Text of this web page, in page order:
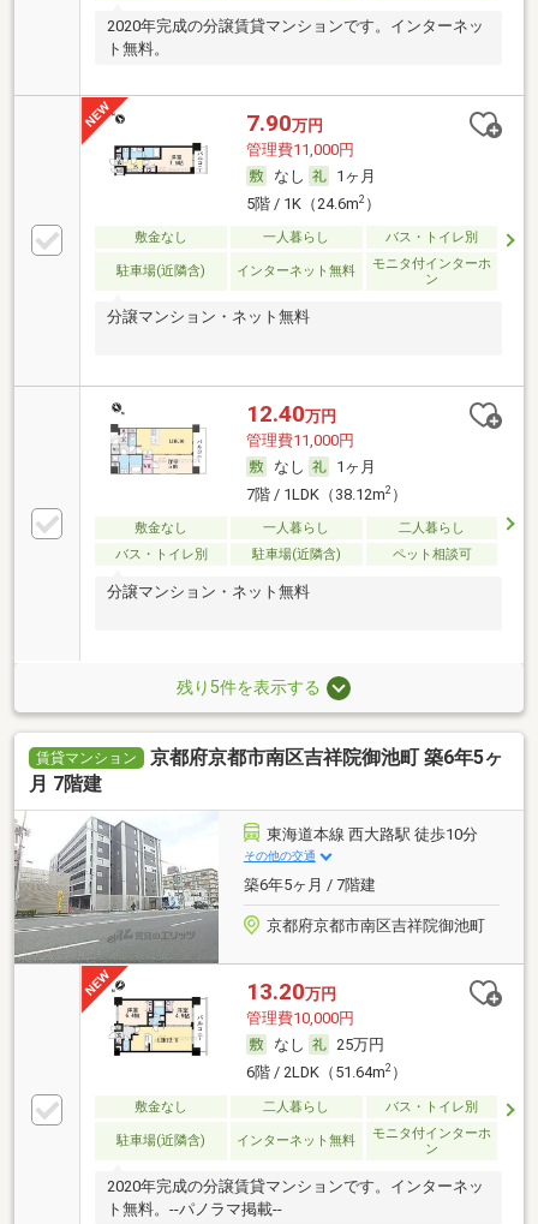
2020年完成の分譲賃貸マンションです。インターネッ
ト無料。
7.90万円
管理費11,000円
なし
1ヶ月
5階 / 1K（24.6m2）
敷金なし 一人暮らし バス・トイレ別
駐車場(近隣含) インターネット無料
モニタ付インターホ
ン
分譲マンション・ネット無料
12.40万円
管理費11,000円
なし
1ヶ月
7階 / 1LDK（38.12m2）
敷金なし 一人暮らし
二人暮らし
バス・トイレ別
駐車場(近隣含) ペット相談可
分譲マンション・ネット無料
残り5件を表示する
賃貸マンション
京都府京都市南区吉祥院御池町 築6年5ヶ
月 7階建
東海道本線 西大路駅 徒歩10分
その他の交通
築6年5ヶ月 / 7階建
京都府京都市南区吉祥院御池町
13.20万円
管理費10,000円
なし
25万円
6階 / 2LDK（51.64m2）
敷金なし 二人暮らし バス・トイレ別
駐車場(近隣含) インターネット無料
モニタ付インターホ
ン
2020年完成の分譲賃貸マンションです。インターネッ
ト無料。--パノラマ掲載--